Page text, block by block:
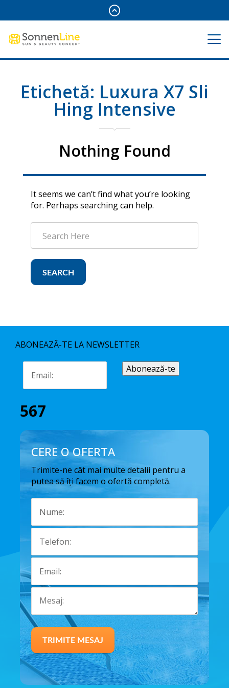
Etichetă: Luxura X7 Sli
Hing Intensive
Nothing Found
It seems we can’t find what you’re looking
for. Perhaps searching can help.
SEARCH
ABONEAZĂ-TE LA NEWSLETTER
567
CERE O OFERTA
Trimite-ne cât mai multe detalii pentru a
putea să îți facem o ofertă completă.